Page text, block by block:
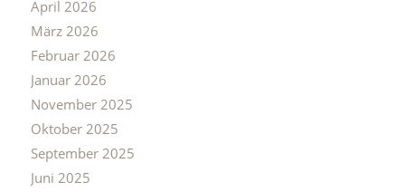
April 2026
März 2026
Februar 2026
Januar 2026
November 2025
Oktober 2025
September 2025
Juni 2025